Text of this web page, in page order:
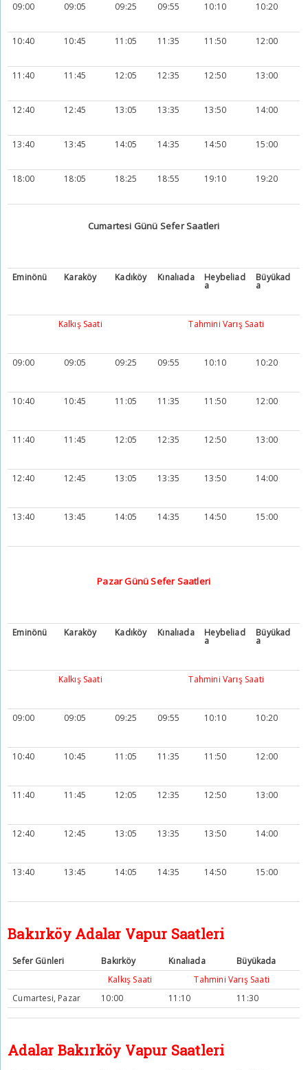
09:00 09:05 09:25 09:55 10:10 10:20
10:40 10:45 11:05 11:35 11:50 12:00
11:40 11:45 12:05 12:35 12:50 13:00
12:40 12:45 13:05 13:35 13:50 14:00
13:40 13:45 14:05 14:35 14:50 15:00
18:00 18:05 18:25 18:55 19:10 19:20
Cumartesi Günü Sefer Saatleri
Eminönü Karaköy Kadıköy Kınalıada Heybeliad
a
Büyükad
a
Kalkış Saati Tahmini Varış Saati
09:00 09:05 09:25 09:55 10:10 10:20
10:40 10:45 11:05 11:35 11:50 12:00
11:40 11:45 12:05 12:35 12:50 13:00
12:40 12:45 13:05 13:35 13:50 14:00
13:40 13:45 14:05 14:35 14:50 15:00
Pazar Günü Sefer Saatleri
Eminönü Karaköy Kadıköy Kınalıada Heybeliad
a
Büyükad
a
Kalkış Saati Tahmini Varış Saati
09:00 09:05 09:25 09:55 10:10 10:20
10:40 10:45 11:05 11:35 11:50 12:00
11:40 11:45 12:05 12:35 12:50 13:00
12:40 12:45 13:05 13:35 13:50 14:00
13:40 13:45 14:05 14:35 14:50 15:00
Bakırköy Adalar Vapur Saatleri
Sefer Günleri Bakırköy Kınalıada
Büyükada
Kalkış Saati
Tahmini Varış Saati
Cumartesi, Pazar
10:00 11:10 11:30
Adalar Bakırköy Vapur Saatleri